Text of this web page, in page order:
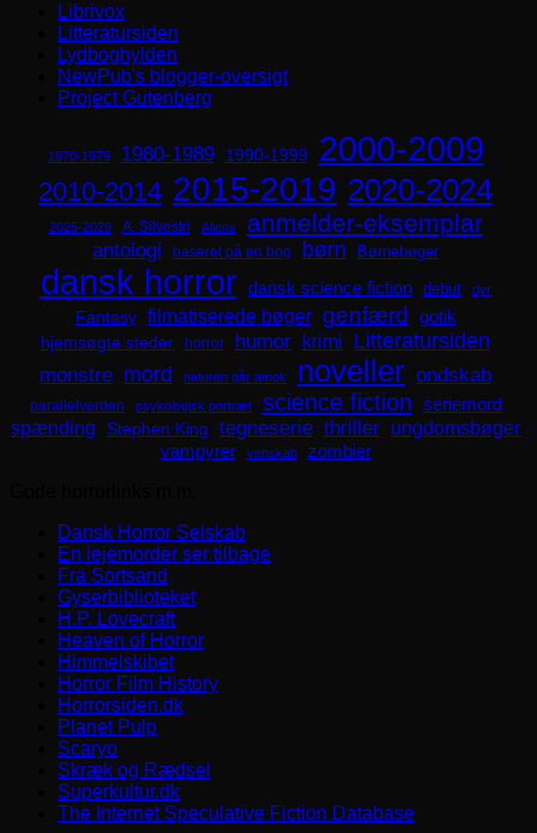
Librivox
Litteratursiden
Lydboghylden
NewPub's blogger-oversigt
Project Gutenberg
1970-1979 1980-1989 1990-1999 2000-2009
2010-2014 2015-2019 2020-2024
2025-2029 A. Silvestri Aliens anmelder-eksemplar
antologi baseret på en bog børn Børnebøger
dansk horror dansk science fiction debut dyr
Fantasy filmatiserede bøger genfærd
gotik
hjemsøgte steder
horror humor krimi Litteratursiden
monstre mord naturen går amok noveller ondskab
parallelverden psykologisk portræt science fiction seriemord
spænding Stephen King tegneserie thriller ungdomsbøger
vampyrer venskab
zombier
Dansk Horror Selskab
En lejemorder ser tilbage
Fra Sortsand
Gyserbiblioteket
H.P. Lovecraft
Heaven of Horror
Himmelskibet
Horror Film History
Horrorsiden.dk
Planet Pulp
Scaryo
Skræk og Rædsel
Superkultur.dk
The Internet Speculative Fiction Database